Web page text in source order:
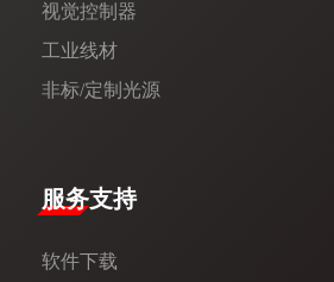
视觉控制器
工业线材
非标/定制光源
服务支持
软件下载